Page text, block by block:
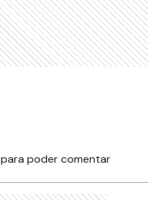
para poder comentar